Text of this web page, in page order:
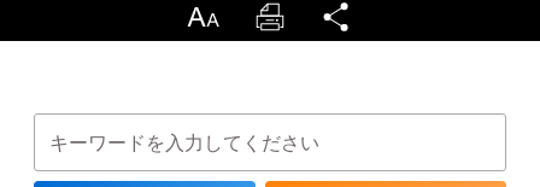
当サイトについて
LargrType Print
キーワード